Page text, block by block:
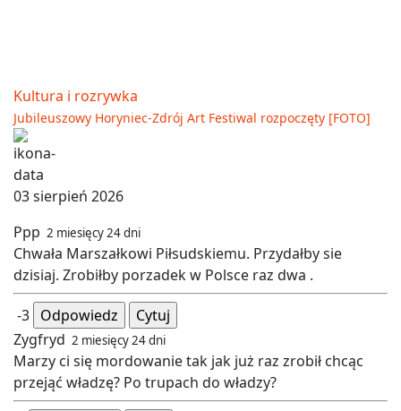
Kultura i rozrywka
Jubileuszowy Horyniec-Zdrój Art Festiwal rozpoczęty [FOTO]
03 sierpień 2026
Ppp 2 miesięcy 24 dni
Chwała Marszałkowi Piłsudskiemu. Przydałby sie
dzisiaj. Zrobiłby porzadek w Polsce raz dwa .
-3 Odpowiedz
Cytuj
Zygfryd 2 miesięcy 24 dni
Marzy ci się mordowanie tak jak już raz zrobił chcąc
przejąć władzę? Po trupach do władzy?